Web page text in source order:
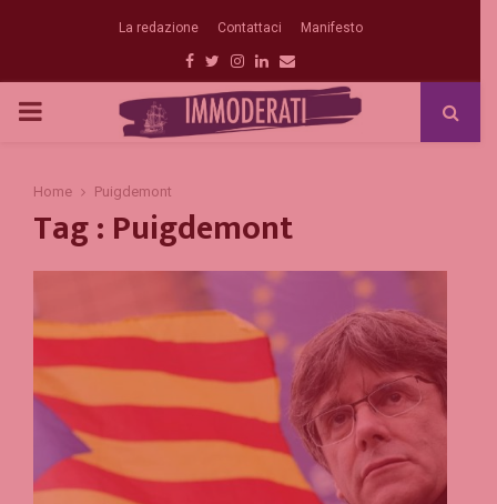
La redazione Contattaci Manifesto
Facebook
Twitter
Instagram
Linkedin
Email
PRIMARY
Home Puigdemont
Tag : Puigdemont